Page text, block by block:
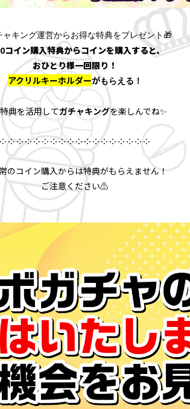
ャキング運営からお得な特典をプレゼント🎁
コイン購入特典からコインを購入すると、
おひとり様一回限り！
アクリルキーホルダーがもらえる！
典を活用してガチャキングを楽しんでね✨
༶ ༶ ༶ ༶ ༶ ༶ ༶ ༶ ༶ ༶ ༶ ༶ ༶ ༶ ༶ ༶ ༶ ༶
のコイン購入からは特典がもらえません！
ご注意ください⚠️